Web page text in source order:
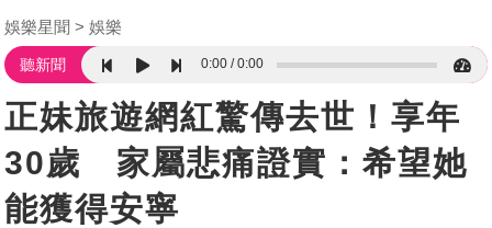
娛樂星聞 娛樂
聽新聞 0:00 0:00
正妹旅遊網紅驚傳去世！享年
30歲 家屬悲痛證實：希望她
能獲得安寧